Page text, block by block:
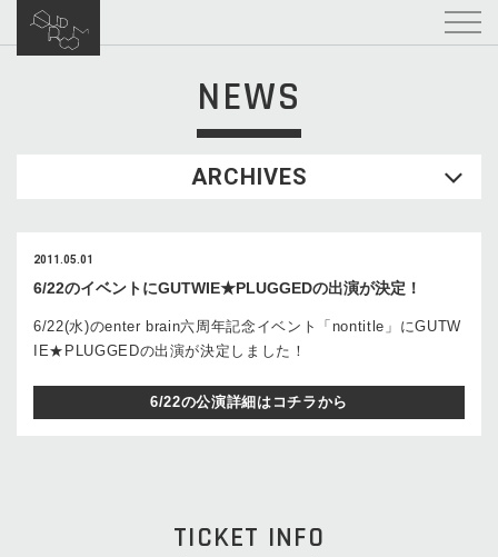
NEWS
ARCHIVES
2011.05.01
6/22のイベントにGUTWIE★PLUGGEDの出演が決定！
6/22(水)のenter brain六周年記念イベント「nontitle」にGUTW
IE★PLUGGEDの出演が決定しました！
6/22の公演詳細はコチラから
TICKET INFO